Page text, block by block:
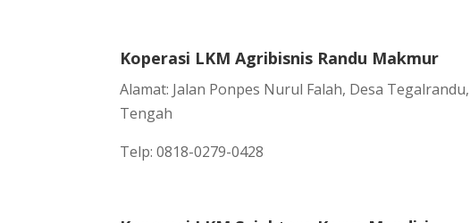
Koperasi LKM Agribisnis Randu Makmur
Alamat: Jalan Ponpes Nurul Falah, Desa
Tengah
Telp: 0818-0279-0428